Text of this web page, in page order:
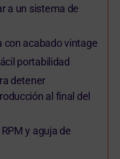
a un sistema de
con acabado vintage
portabilidad
detener
al final del
y aguja de